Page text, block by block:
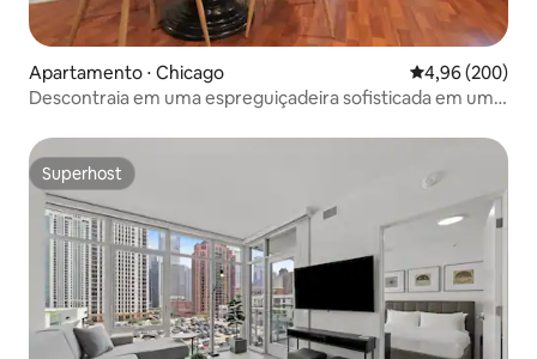
Apartamento ⋅ Chicago 4,96 de uma
4,96 (200)
Descontraia em uma espreguiçadeira sofisticada em um
Superhost
Superhost